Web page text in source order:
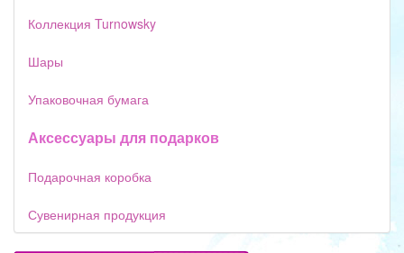
Коллекция Turnowsky
Шары
Упаковочная бумага
Аксессуары для подарков
Подарочная коробка
Сувенирная продукция